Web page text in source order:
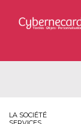
LA SOCIÉTÉ